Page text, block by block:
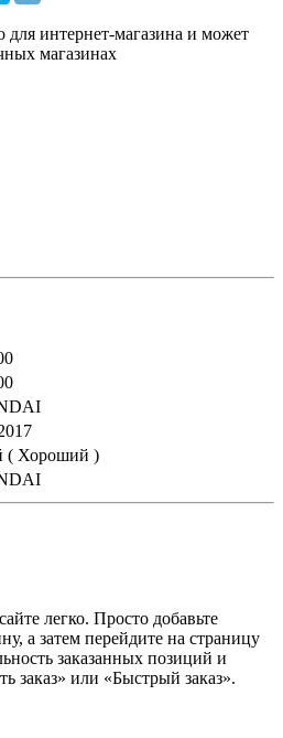
для интернет-магазина и может
магазинах
( Хороший )
легко. Просто добавьте
а затем перейдите на страницу
заказанных позиций и
заказ» или «Быстрый заказ».